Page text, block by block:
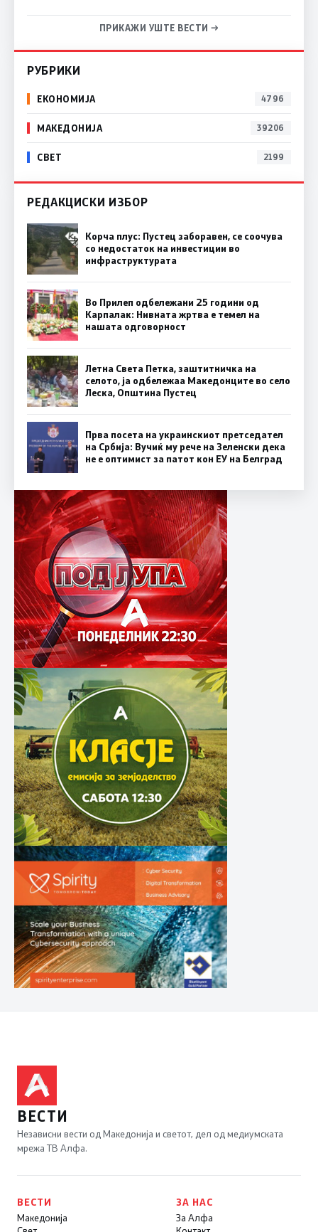
ПРИКАЖИ УШТЕ ВЕСТИ →
РУБРИКИ
ЕКОНОМИЈА 4796
МАКЕДОНИЈА 39206
СВЕТ 2199
РЕДАКЦИСКИ ИЗБОР
Корча плус: Пустец заборавен, се соочува
со недостаток на инвестиции во
инфраструктурата
Во Прилеп одбележани 25 години од
Карпалак: Нивната жртва е темел на
нашата одговорност
Летна Света Петка, заштитничка на
селото, ја одбележаа Македонците во село
Леска, Општина Пустец
Прва посета на украинскиот претседател
на Србија: Вучиќ му рече на Зеленски дека
не е оптимист за патот кон ЕУ на Белград
ВЕСТИ
Независни вести од Македонија и светот, дел од медиумската
мрежа ТВ Алфа.
ВЕСТИ
Македонија
ЗА НАС
За Алфа